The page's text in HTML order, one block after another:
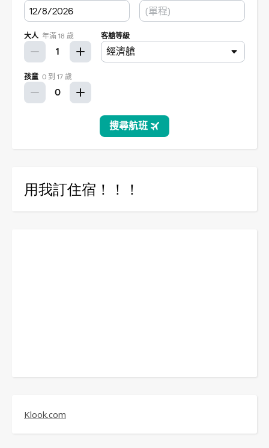
用我訂住宿！！！
Klook.com